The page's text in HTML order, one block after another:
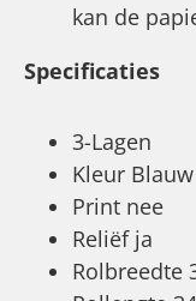
kan de
Specificaties
3-Lagen
Kleur Blauw
Print nee
Reliëf ja
Rolbreedte